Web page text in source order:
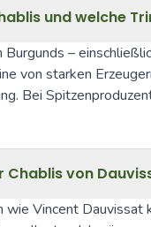
und welche
–
von starken
Bei
Chablis von
Vincent Dauvissat